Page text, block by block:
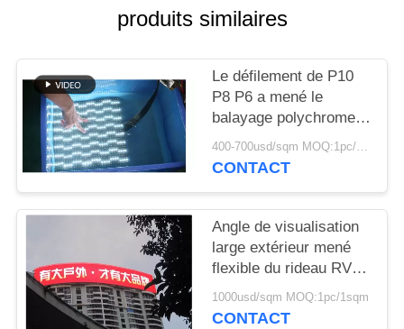
produits similaires
Le défilement de P10
P8 P6 a mené le
balayage polychrome
extérieur de l'affichage
IP68 1/4s de panneau
400-700usd/sqm MOQ:1pc/1sqm
CONTACT
Angle de visualisation
large extérieur mené
flexible du rideau RVB
en bande de l'affichage
LED de panneau
1000usd/sqm MOQ:1pc/1sqm
CONTACT